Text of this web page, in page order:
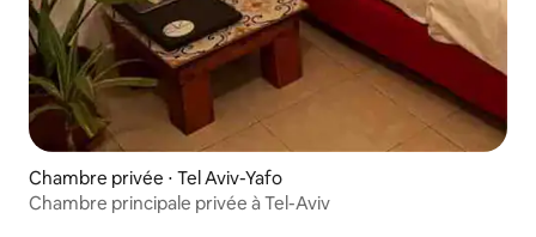
Chambre privée ⋅ Tel Aviv-Yafo
Chambre principale privée à Tel-Aviv